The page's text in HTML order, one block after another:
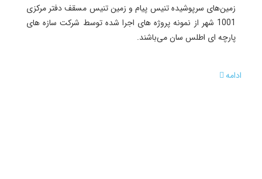
زمین‌های سرپوشیده تنیس پیام و زمین تنیس مسقف دفتر مرکزی
1001 شهر از نمونه پروژه های اجرا شده توسط شرکت سازه های
پارچه ای اطلس سان می‌باشند.
ادامه